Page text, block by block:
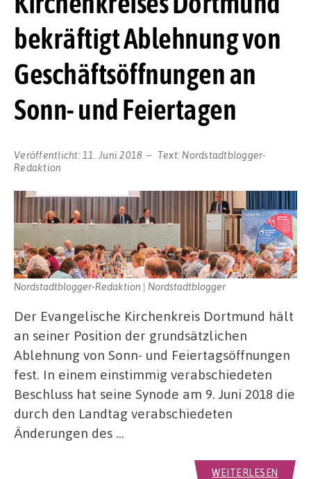
bekräftigt Ablehnung von
Geschäftsöffnungen an
Sonn- und Feiertagen
Veröffentlicht: 11. Juni 2018 Text: Nordstadtblogger-
Redaktion
Nordstadtblogger-Redaktion | Nordstadtblogger
Der Evangelische Kirchenkreis Dortmund hält
an seiner Position der grundsätzlichen
Ablehnung von Sonn- und Feiertagsöffnungen
fest. In einem einstimmig verabschiedeten
Beschluss hat seine Synode am 9. Juni 2018 die
durch den Landtag verabschiedeten
Änderungen des …
WEITERLESEN